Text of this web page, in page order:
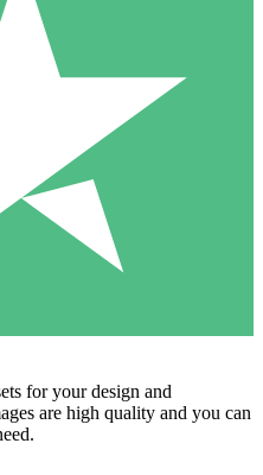
for your design and
are high quality and you can